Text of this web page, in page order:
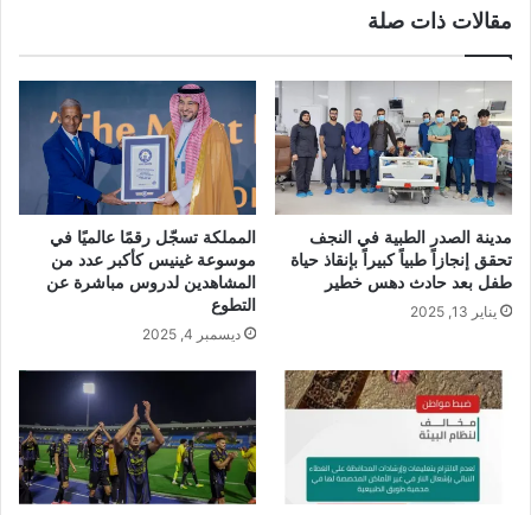
مقالات ذات صلة
مدينة الصدر الطبية في النجف
تحقق إنجازاً طبياً كبيراً بإنقاذ حياة
طفل بعد حادث دهس خطير
يناير 13, 2025
المملكة تسجّل رقمًا عالميًا في
موسوعة غينيس كأكبر عدد من
المشاهدين لدروس مباشرة عن
التطوع
ديسمبر 4, 2025